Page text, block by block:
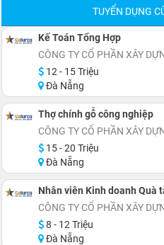
TUYỂN DỤNG
Kế Toán Tổng Hợp
12 - 15 Triệu
Đà Nẵng
Thợ chính gỗ công nghiệp
15 - 20 Triệu
Đà Nẵng
Nhân viên Kinh doanh Quà
8 - 12 Triệu
Đà Nẵng